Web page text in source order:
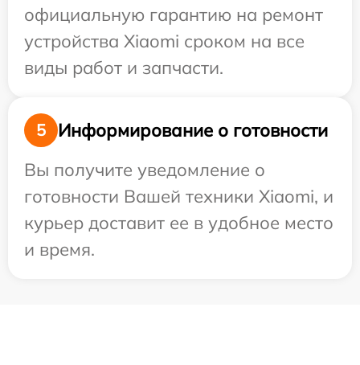
официальную гарантию на ремонт
устройства Xiaomi сроком на все
виды работ и запчасти.
5
Информирование о готовности
Вы получите уведомление о
готовности Вашей техники Xiaomi, и
курьер доставит ее в удобное место
и время.